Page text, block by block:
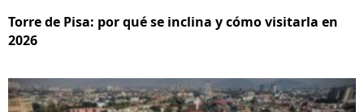
Torre de Pisa: por qué se inclina y cómo visitarla en
2026